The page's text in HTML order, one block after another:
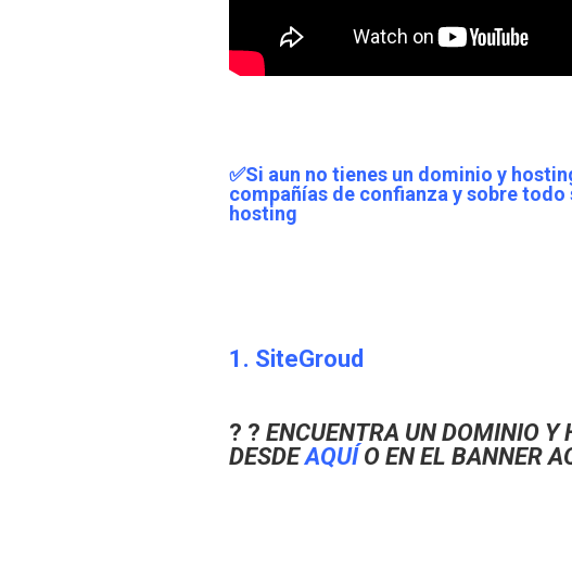
✅Si aun no tienes un dominio y
compañías de confianza y sobre
hosting
1. SiteGroud
? ? ENCUENTRA UN DOMINIO Y
DESDEAQUÍ O EN EL BANNER